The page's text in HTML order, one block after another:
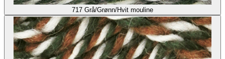
717 Grå/Grønn/Hvit mouline